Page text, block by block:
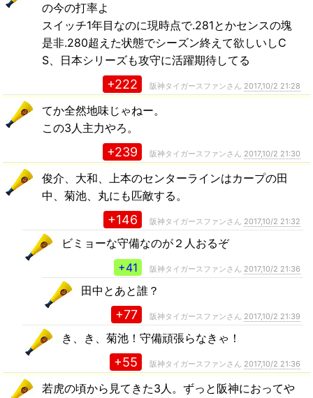
の今の打率よ
スイッチ1年目なのに現時点で.281とかセンスの塊
是非.280超えた状態でシーズン終えて欲しいしC
S、日本シリーズも攻守に活躍期待してる
+222 阪神タイガースファンさん 2017,10/2 21:28
てか全然地味じゃねー。
この3人主力やろ。
+239 阪神タイガースファンさん 2017,10/2 21:30
俊介、大和、上本のセンターラインはカープの田
中、菊池、丸にも匹敵する。
+146 阪神タイガースファンさん 2017,10/2 21:32
ビミョーな守備なのが２人おるぞ
+41
阪神タイガースファンさん 2017,10/2 21:36
田中とあと誰？
+77 阪神タイガースファンさん 2017,10/2 21:39
き、き、菊池！守備頑張らなきゃ！
+55 阪神タイガースファンさん 2017,10/2 21:36
若虎の頃から見てきた3人。ずっと阪神におってや